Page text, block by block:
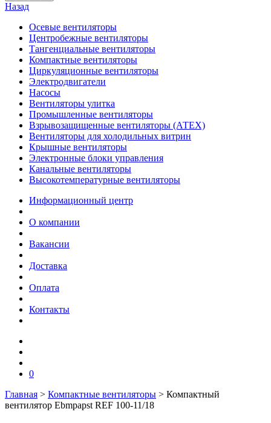
Назад
Осевые вентиляторы
Центробежные вентиляторы
Тангенциальные вентиляторы
Компактные вентиляторы
Циркуляционные вентиляторы
Электродвигатели
Насосы
Вентиляторы улитка
Промышленные вентиляторы
Взрывозащищенные вентиляторы (АТЕХ)
Вентиляторы для холодильных витрин
Крышные вентиляторы
Электронные блоки управления
Канальные вентиляторы
Высокотемпературные вентиляторы
Информационный центр
О компании
Вакансии
Доставка
Оплата
Контакты
0
Главная > Компактные вентиляторы > Компактный
вентилятор Ebmpapst REF 100-11/18